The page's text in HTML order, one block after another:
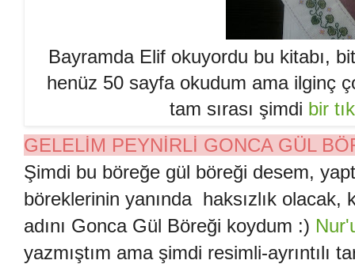
Bayramda Elif okuyordu bu kitabı,
henüz 50 sayfa okudum ama ilginç
tam sırası şimdi bir
GELELİM PEYNİRLİ GONCA GÜL
Şimdi bu böreğe gül böreği desem,
böreklerinin yanında haksızlık
adını Gonca Gül Böreği koydum :)
yazmıştım ama şimdi resimli-ayrıntılı